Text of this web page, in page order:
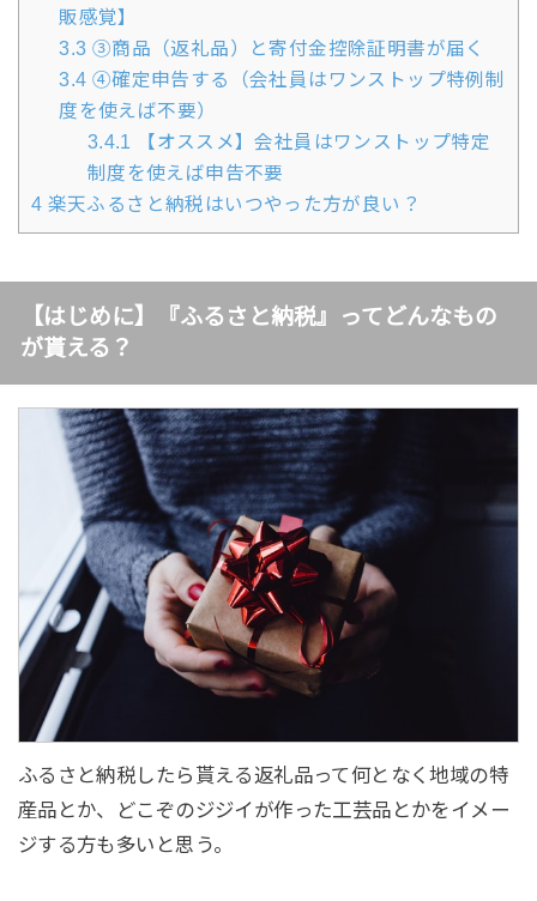
販感覚】
3.3 ③商品（返礼品）と寄付金控除証明書が届く
3.4 ④確定申告する（会社員はワンストップ特例制
度を使えば不要）
3.4.1
【オススメ】会社員はワンストップ特定
制度を使えば申告不要
4 楽天ふるさと納税はいつやった方が良い？
【はじめに】『ふるさと納税』ってどんなもの
が貰える？
ふるさと納税したら貰える返礼品って何となく地域の特
産品とか、どこぞのジジイが作った工芸品とかをイメー
ジする方も多いと思う。